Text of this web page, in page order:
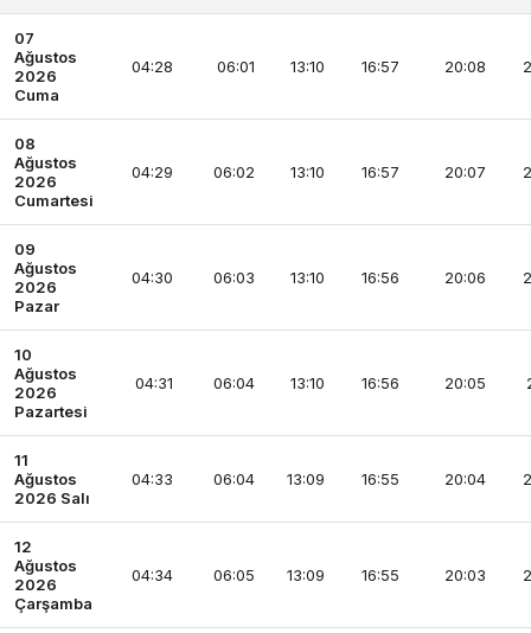
07
Ağustos
2026
Cuma
04:28 06:01 13:10 16:57 20:08
08
Ağustos
2026
Cumartesi
04:29 06:02 13:10 16:57 20:07
09
Ağustos
2026
Pazar
04:30 06:03 13:10 16:56 20:06
10
Ağustos
2026
Pazartesi
04:31 06:04 13:10 16:56 20:05
11
Ağustos
2026 Salı
04:33 06:04 13:09 16:55 20:04
12
Ağustos
2026
Çarşamba
04:34 06:05 13:09 16:55 20:03